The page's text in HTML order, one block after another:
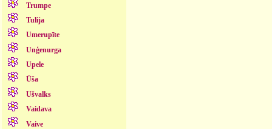
Trumpe
Tulija
Umerupīte
Unģenurga
Upele
Ūša
Ušvalks
Vaidava
Vaive